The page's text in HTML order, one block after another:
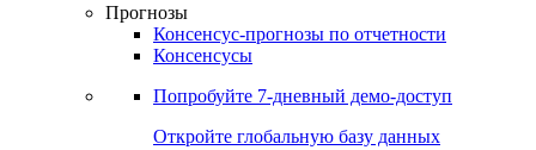
Прогнозы
Консенсус-прогнозы по отчетности
Консенсусы
Попробуйте 7-дневный демо-доступ
Откройте глобальную базу данных